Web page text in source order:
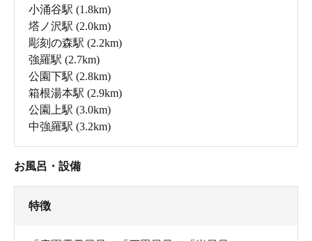
小涌谷駅 (1.8km)
塔ノ沢駅 (2.0km)
彫刻の森駅 (2.2km)
強羅駅 (2.7km)
公園下駅 (2.8km)
箱根湯本駅 (2.9km)
公園上駅 (3.0km)
中強羅駅 (3.2km)
お風呂・設備
特徴